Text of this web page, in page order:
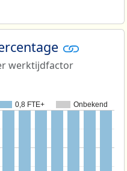
werktijdfactor
0,8 FTE+ Onbekend